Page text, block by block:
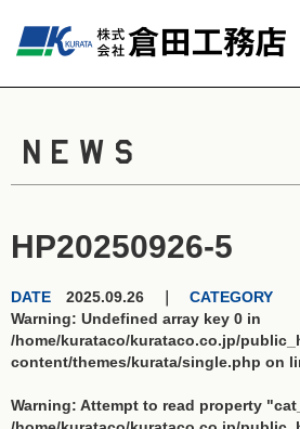
NEWS
HP20250926-5
DATE 2025.09.26 ｜ CATEGORY
Warning: Undefined array key 0 in
/home/kurataco/kurataco.co.jp/
content/themes/kurata/single.php on
Warning: Attempt to read property